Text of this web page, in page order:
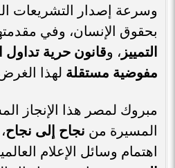
وسرعة إصدار التشريعات
بحقوق الإنسان، وفي
التمييز، وقانون حرية تداول
مفوضية مستقلة لهذا
مبروك لمصر هذا الإنجاز
المسيرة من نجاح إلى نجاح
اهتمام وسائل الإعلام